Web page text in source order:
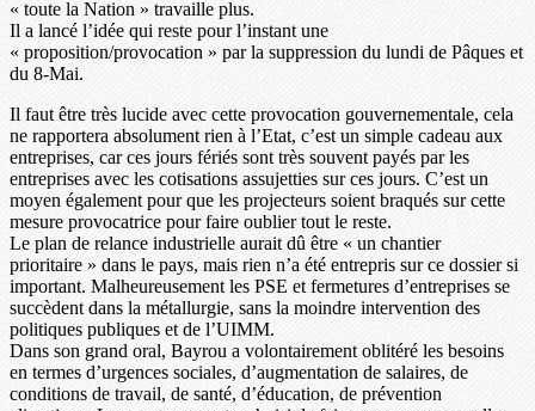
« toute la Nation » travaille plus.
Il a lancé l’idée qui reste pour l’instant une
« proposition/provocation » par la suppression du lundi de Pâques et
du 8-Mai.
Il faut être très lucide avec cette provocation gouvernementale, cela
ne rapportera absolument rien à l’Etat, c’est un simple cadeau aux
entreprises, car ces jours fériés sont très souvent payés par les
entreprises avec les cotisations assujetties sur ces jours. C’est un
moyen également pour que les projecteurs soient braqués sur cette
mesure provocatrice pour faire oublier tout le reste.
Le plan de relance industrielle aurait dû être « un chantier
prioritaire » dans le pays, mais rien n’a été entrepris sur ce dossier si
important. Malheureusement les PSE et fermetures d’entreprises se
succèdent dans la métallurgie, sans la moindre intervention des
politiques publiques et de l’UIMM.
Dans son grand oral, Bayrou a volontairement oblitéré les besoins
en termes d’urgences sociales, d’augmentation de salaires, de
conditions de travail, de santé, d’éducation, de prévention